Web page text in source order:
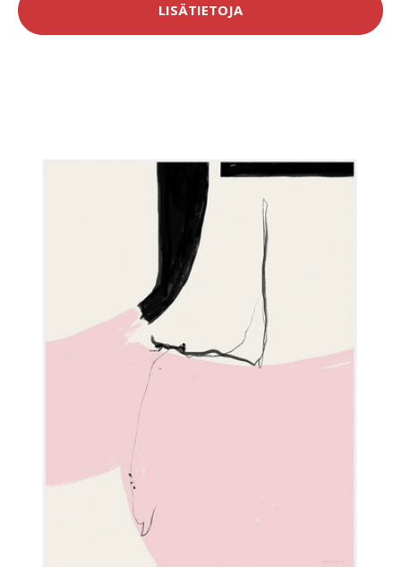
LISÄTIETOJA